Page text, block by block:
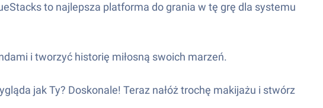
to najlepsza platforma do grania w tę grę dla systemu
i tworzyć historię miłosną swoich marzeń.
jak Ty? Doskonale! Teraz nałóż trochę makijażu i stwórz